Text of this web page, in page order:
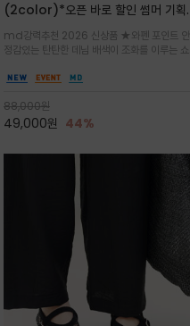
(2color)*오픈 바로 할인 썸머 기획
말 모임룩, 여행룩까지 ~
md강력추천 2026 신상품 ★와펜 포인트 안
정감있는 탄탄한 데님 배색이 조화를 이루는 쇼
클래식한 네이비·아이보리 스트라이프와 산뜻한
88,000원
49,000원 44%